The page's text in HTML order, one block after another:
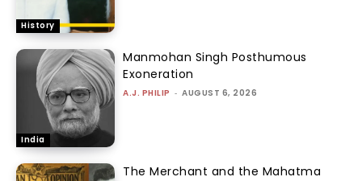
History
India
Manmohan Singh Posthumous
Exoneration
A.J. PHILIP - AUGUST 6, 2026
The Merchant and the Mahatma